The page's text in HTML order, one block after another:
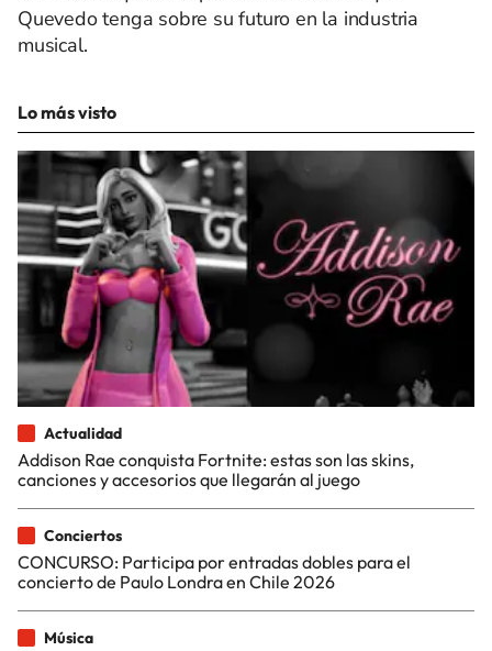
Quevedo tenga sobre su futuro en la industria
musical.
Lo más visto
Actualidad
Addison Rae conquista Fortnite: estas son las skins,
canciones y accesorios que llegarán al juego
Conciertos
CONCURSO: Participa por entradas dobles para el
concierto de Paulo Londra en Chile 2026
Música